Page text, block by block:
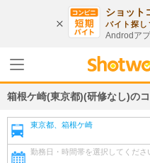
ショット
バイト探し
Androdア
箱根ケ崎(東京都)(研修なし)の
東京都、箱根ケ崎
勤務日・時間帯を選択してくださ